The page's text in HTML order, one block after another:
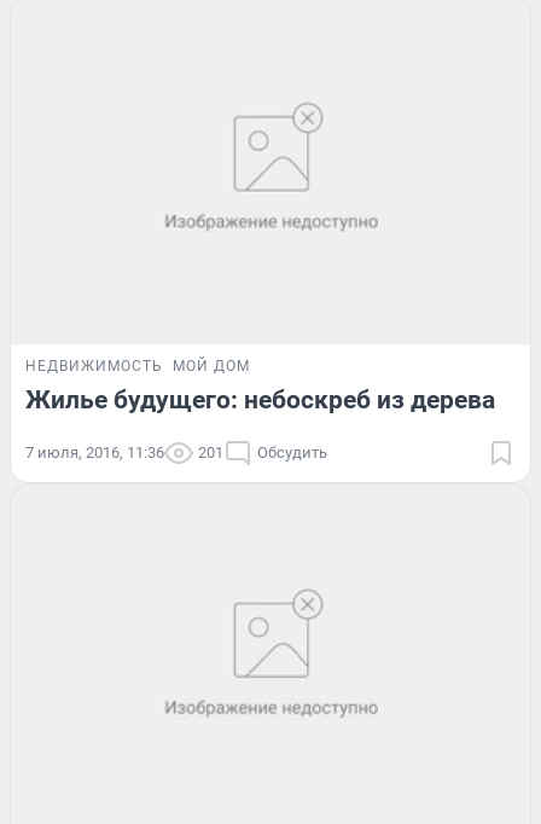
НЕДВИЖИМОСТЬ МОЙ ДОМ
Жилье будущего: небоскреб из дерева
7 июля, 2016, 11:36 201 Обсудить